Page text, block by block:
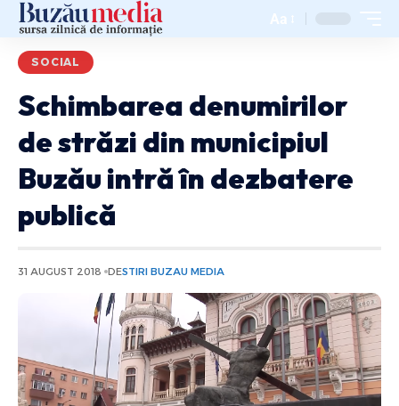
Aa
SOCIAL
Schimbarea denumirilor
de străzi din municipiul
Buzău intră în dezbatere
publică
31 AUGUST 2018 DESTIRI BUZAU MEDIA